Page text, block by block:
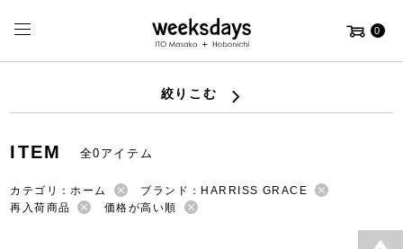
0
絞りこむ
ITEM 全0アイテム
カテゴリ：ホーム
ブランド：HARRISS GRACE
再入荷商品
価格が高い順